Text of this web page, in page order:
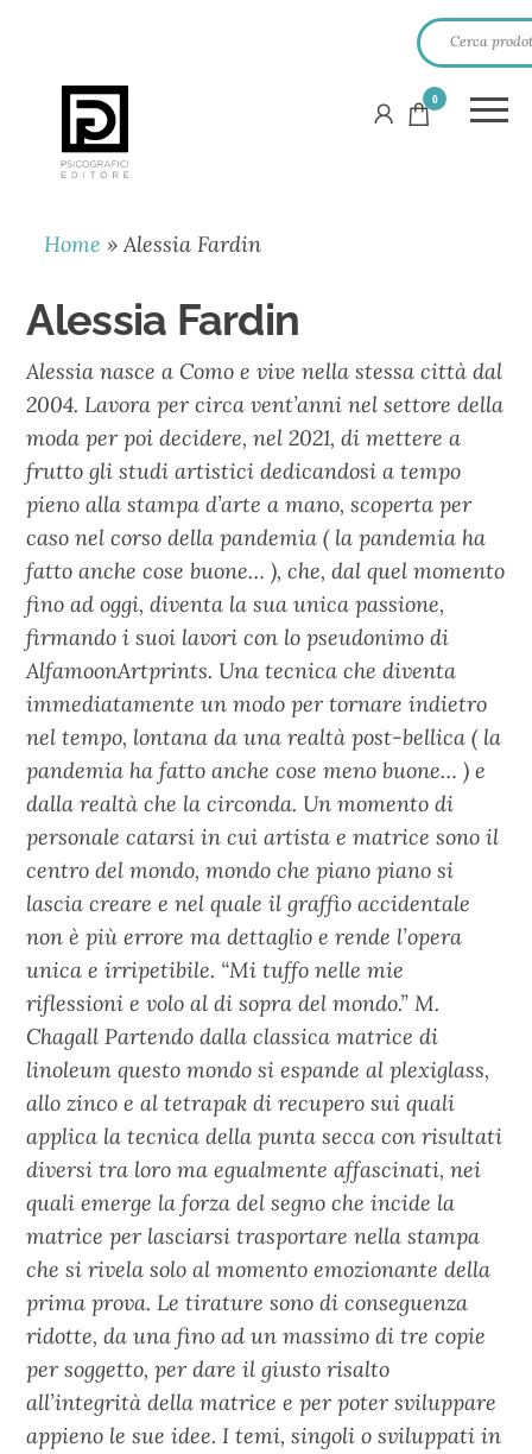
PSICOGRAFICI
EDITORE
0
Home »Alessia Fardin
Alessia Fardin
Alessia nasce a Como e vive nella stessa città dal
2004. Lavora per circa vent’anni nel settore della
moda per poi decidere, nel 2021, di mettere a
frutto gli studi artistici dedicandosi a tempo
pieno alla stampa d’arte a mano, scoperta per
caso nel corso della pandemia ( la pandemia ha
fatto anche cose buone… ), che, dal quel momento
fino ad oggi, diventa la sua unica passione,
firmando i suoi lavori con lo pseudonimo di
AlfamoonArtprints. Una tecnica che diventa
immediatamente un modo per tornare indietro
nel tempo, lontana da una realtà post-bellica ( la
pandemia ha fatto anche cose meno buone… ) e
dalla realtà che la circonda. Un momento di
personale catarsi in cui artista e matrice sono il
centro del mondo, mondo che piano piano si
lascia creare e nel quale il graffio accidentale
non è più errore ma dettaglio e rende l’opera
unica e irripetibile. “Mi tuffo nelle mie
riflessioni e volo al di sopra del mondo.” M.
Chagall Partendo dalla classica matrice di
linoleum questo mondo si espande al plexiglass,
allo zinco e al tetrapak di recupero sui quali
applica la tecnica della punta secca con risultati
diversi tra loro ma egualmente affascinati, nei
quali emerge la forza del segno che incide la
matrice per lasciarsi trasportare nella stampa
che si rivela solo al momento emozionante della
prima prova. Le tirature sono di conseguenza
ridotte, da una fino ad un massimo di tre copie
per soggetto, per dare il giusto risalto
all’integrità della matrice e per poter sviluppare
appieno le sue idee. I temi, singoli o sviluppati in